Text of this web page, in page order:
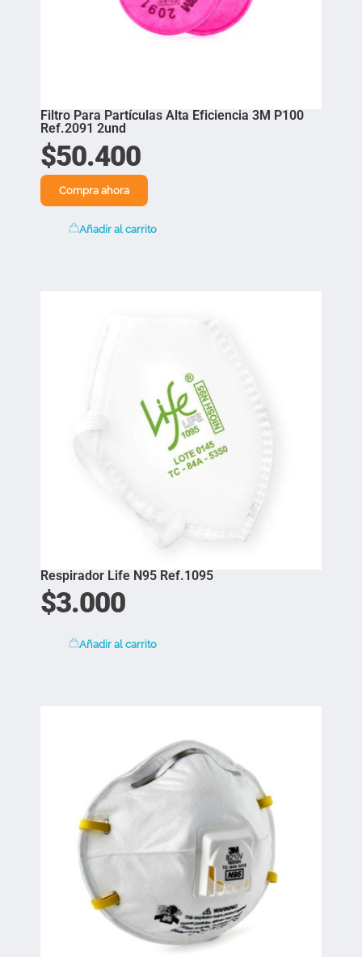
Filtro Para Partículas Alta Eficiencia 3M P100
Ref.2091 2und
$50.400
Compra ahora
Añadir al carrito
Respirador Life N95 Ref.1095
$3.000
Añadir al carrito